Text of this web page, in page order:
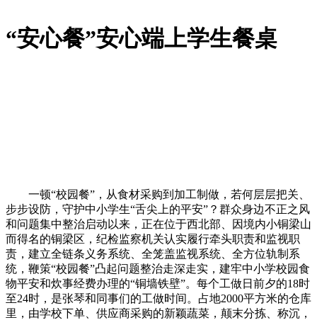
“安心餐”安心端上学生餐桌
一顿“校园餐”，从食材采购到加工制做，若何层层把关、
步步设防，守护中小学生“舌尖上的平安”？群众身边不正之风
和问题集中整治启动以来，正在位于西北部、因境内小铜梁山
而得名的铜梁区，纪检监察机关认实履行牵头职责和监视职
责，建立全链条义务系统、全笼盖监视系统、全方位轨制系
统，鞭策“校园餐”凸起问题整治走深走实，建牢中小学校园食
物平安和炊事经费办理的“铜墙铁壁”。每个工做日前夕的18时
至24时，是张琴和同事们的工做时间。占地2000平方米的仓库
里，由学校下单、供应商采购的新颖蔬菜，颠末分拣、称沉，